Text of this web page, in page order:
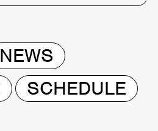
NEWS
SCHEDULE